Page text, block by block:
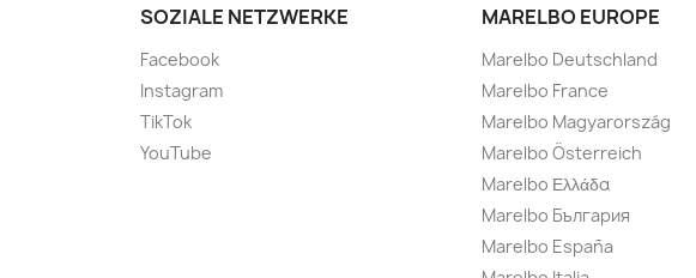
SOZIALE NETZWERKE
Facebook
Instagram
TikTok
YouTube
MARELBO EUROPE
Marelbo Deutschland
Marelbo France
Marelbo Magyarország
Marelbo Österreich
Marelbo Ελλάδα
Marelbo България
Marelbo España